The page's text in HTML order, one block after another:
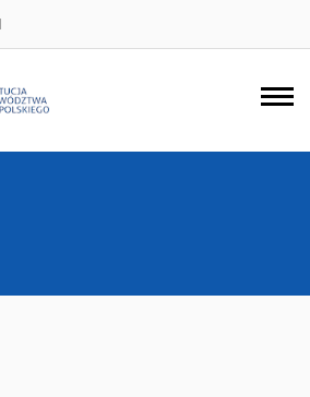
w Krakowie
w Nowym Sączu
w Tarnowie